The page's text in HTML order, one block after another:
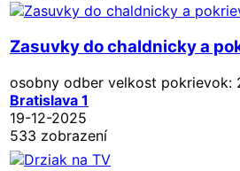
Zasuvky do chaldnicky a
osobny odber velkost pokrievok:
Bratislava 1
19-12-2025
533 zobrazení